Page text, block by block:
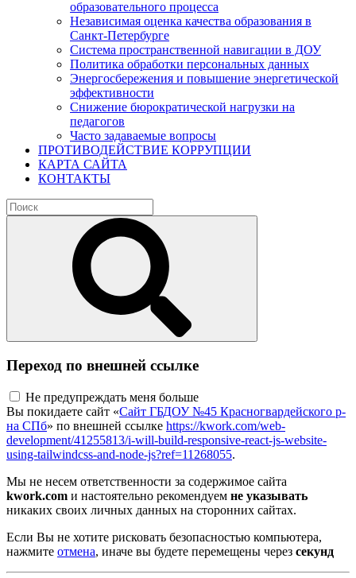
образовательного процесса
Независимая оценка качества образования в
Санкт-Петербурге
Система пространственной навигации в ДОУ
Политика обработки персональных данных
Энергосбережения и повышение энергетической
эффективности
Снижение бюрократической нагрузки на
педагогов
Часто задаваемые вопросы
ПРОТИВОДЕЙСТВИЕ КОРРУПЦИИ
КАРТА САЙТА
КОНТАКТЫ
Переход по внешней ссылке
Не предупреждать меня больше
Вы покидаете сайт «Сайт ГБДОУ №45 Красногвардейского р-
на СПб» по внешней ссылке https://kwork.com/web-
development/41255813/i-will-build-responsive-react-js-website-
using-tailwindcss-and-node-js?ref=11268055.
Мы не несем ответственности за содержимое сайта
kwork.com и настоятельно рекомендуем не указывать
никаких своих личных данных на сторонних сайтах.
Если Вы не хотите рисковать безопасностью компьютера,
нажмите отмена, иначе вы будете перемещены через секунд